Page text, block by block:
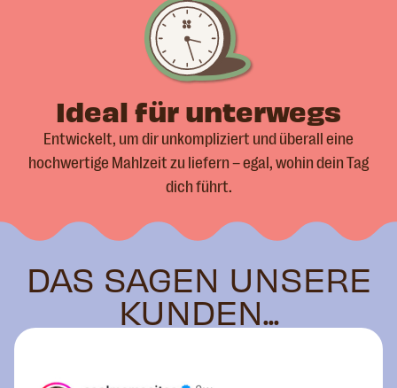
Ideal für unterwegs
Entwickelt, um dir unkompliziert und überall eine
hochwertige Mahlzeit zu liefern – egal, wohin dein Tag
dich führt.
DAS SAGEN UNSERE
KUNDEN...